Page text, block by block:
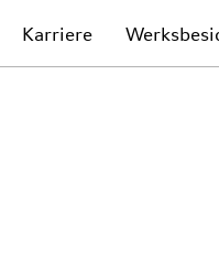
Karriere